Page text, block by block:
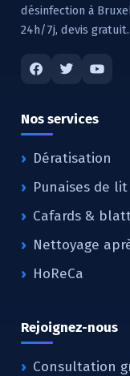
désinfection à
24h/7j, devis gratuit.
Nos services
Dératisation
Punaises de lit
Cafards &
Nettoyage
HoReCa
Rejoignez-nous
Consultation